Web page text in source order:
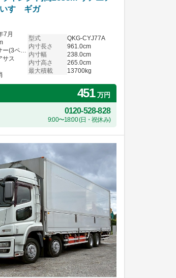
すゞギガ
7月
スムーサー(3ペダル)
サス
型式
QKG-CYJ77A
内寸長さ
961.0cm
内寸幅
238.0cm
内寸高さ
265.0cm
最大積載
13700kg
451万円
0120-528-828
9:00〜18:00 (日・祝休み)